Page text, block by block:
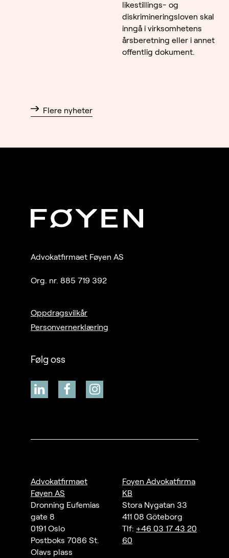
likestillings- og
diskrimineringsloven skal
inngå i virksomhetens
årsberetning eller i annet
offentlig dokument.
Flere nyheter
Advokatfirmaet Føyen AS
Org. nr. 885 719 392
Oppdragsvilkår
Personvernerklæring
Følg oss
Advokatfirmaet
Føyen AS
Dronning Eufemias
gate 8
0191 Oslo
Postboks 7086 St.
Olavs plass
Foyen Advokatfirma
KB
Stora Nygatan 33
411 08 Göteborg
Tlf: +46 03 17 43 20
60